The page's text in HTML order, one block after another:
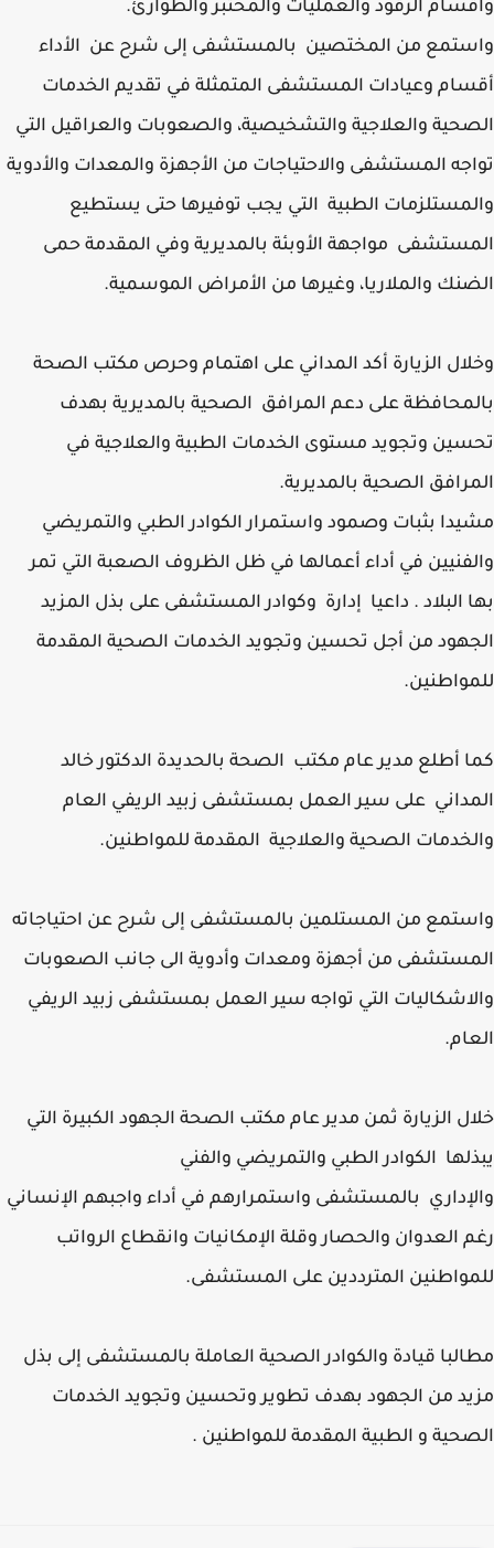
الرقود والعمليات والمختبر والطوارئ.
من المختصين بالمستشفى إلى شرح عن الأداء
وعيادات المستشفى المتمثلة في تقديم الخدمات
والعلاجية والتشخيصية، والصعوبات والعراقيل التي
المستشفى والاحتياجات من الأجهزة والمعدات والأدوية
الطبية التي يجب توفيرها حتى يستطيع
مواجهة الأوبئة بالمديرية وفي المقدمة حمى
والملاريا، وغيرها من الأمراض الموسمية.
الزيارة أكد المداني على اهتمام وحرص مكتب الصحة
على دعم المرافق الصحية بالمديرية بهدف
وتجويد مستوى الخدمات الطبية والعلاجية في
الصحية بالمديرية.
بثبات وصمود واستمرار الكوادر الطبي والتمريضي
في أداء أعمالها في ظل الظروف الصعبة التي تمر
البلاد . داعيا إدارة وكوادر المستشفى على بذل المزيد
من أجل تحسين وتجويد الخدمات الصحية المقدمة
أطلع مدير عام مكتب الصحة بالحديدة الدكتور خالد
على سير العمل بمستشفى زبيد الريفي العام
الصحية والعلاجية المقدمة للمواطنين.
من المستلمين بالمستشفى إلى شرح عن احتياجاته
من أجهزة ومعدات وأدوية الى جانب الصعوبات
التي تواجه سير العمل بمستشفى زبيد الريفي
الزيارة ثمن مدير عام مكتب الصحة الجهود الكبيرة التي
الكوادر الطبي والتمريضي والفني
بالمستشفى واستمرارهم في أداء واجبهم الإنساني
العدوان والحصار وقلة الإمكانيات وانقطاع الرواتب
المترددين على المستشفى.
قيادة والكوادر الصحية العاملة بالمستشفى إلى بذل
من الجهود بهدف تطوير وتحسين وتجويد الخدمات
و الطبية المقدمة للمواطنين .